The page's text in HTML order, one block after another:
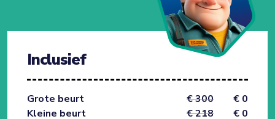
Inclusief
Grote beurt € 300
€ 0
Kleine beurt
€ 218 € 0